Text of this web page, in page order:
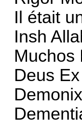
Il était
Insh
Muchos
Deus